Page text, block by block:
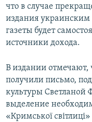
что в случае
издания украинским
газеты будет
источники дохода.
В издании отмечают,
получили письмо,
культуры Светланой
выделение
«Кримської